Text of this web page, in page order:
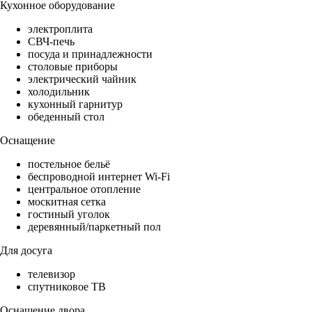
Кухонное оборудование
электроплита
СВЧ-печь
посуда и принадлежности
столовые приборы
электрический чайник
холодильник
кухонный гарнитур
обеденный стол
Оснащение
постельное бельё
беспроводной интернет Wi-Fi
центральное отопление
москитная сетка
гостиный уголок
деревянный/паркетный пол
Для досуга
телевизор
спутниковое ТВ